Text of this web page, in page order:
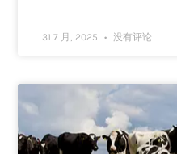
31 7 月, 2025 没有评论